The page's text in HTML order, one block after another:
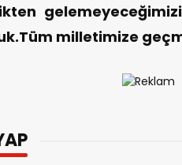
Tüm milletimize